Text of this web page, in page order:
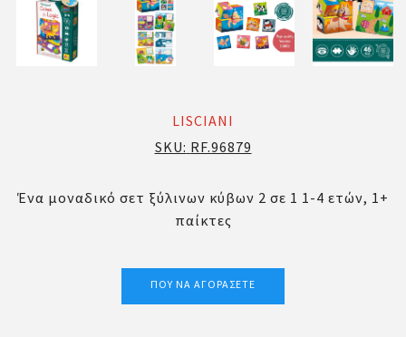
LISCIANI
SKU: RF.96879
Ένα μοναδικό σετ ξύλινων κύβων 2 σε 1 1-4 ετών, 1+
παίκτες
ΠΟΎ ΝΑ ΑΓΟΡΆΣΕΤΕ